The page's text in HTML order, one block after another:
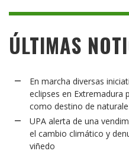
ÚLTIMAS
En marcha diversas
eclipses en Extremadura
como destino de
UPA alerta de una
el cambio climático y
viñedo